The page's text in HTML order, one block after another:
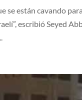
se están cavando
escribió Seyed